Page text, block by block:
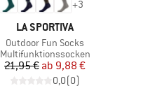
+3
MARKE
LA SPORTIVA
Artikel
Outdoor Fun Socks
Produktgruppe
Multifunktionssocken
Preis
21,95 € reduzierter Preis
ab 9,88 €
0,0(0)